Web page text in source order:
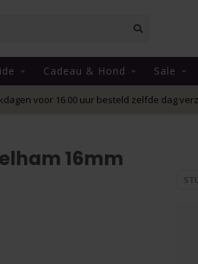
Cadeau & Hond Sale
voor 16.00 uur besteld zelfde dag
16mm